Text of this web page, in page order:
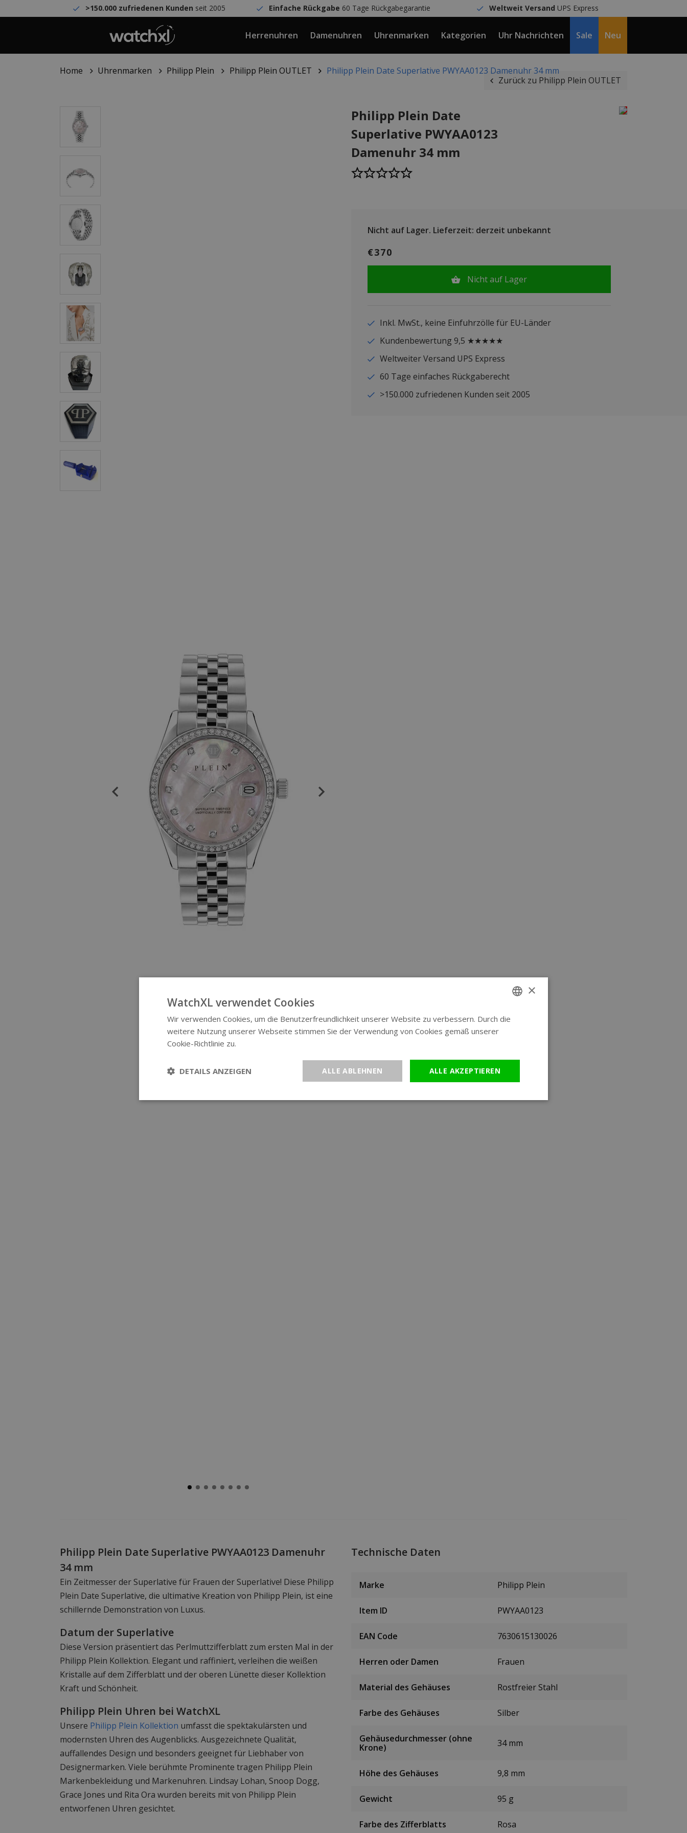
>150.000 zufriedenen Kunden seit 2005 Einfache Rückgabe 60 Tage Rückgabegarantie Weltweit Versand UPS Express
Herrenuhren Damenuhren Uhrenmarken Kategorien Uhr Nachrichten Sale Neu
Home Uhrenmarken Philipp Plein Philipp Plein OUTLET
Philipp Plein Date Superlative PWYAA0123 Damenuhr 34 mm
Zurück zu Philipp Plein OUTLET
Philipp Plein Date
Superlative PWYAA0123
Damenuhr 34 mm
Nicht auf Lager. Lieferzeit: derzeit unbekannt
€370
Nicht auf Lager
Inkl. MwSt., keine Einfuhrzölle für EU-Länder
Kundenbewertung 9,5 ★★★★★
Weltweiter Versand UPS Express
60 Tage einfaches Rückgaberecht
>150.000 zufriedenen Kunden seit 2005
Philipp Plein Date Superlative PWYAA0123 Damenuhr
34 mm
Ein Zeitmesser der Superlative für Frauen der Superlative! Diese Philipp
Plein Date Superlative, die ultimative Kreation von Philipp Plein, ist eine
schillernde Demonstration von Luxus.
Datum der Superlative
Diese Version präsentiert das Perlmuttzifferblatt zum ersten Mal in der
Philipp Plein Kollektion. Elegant und raffiniert, verleihen die weißen
Kristalle auf dem Zifferblatt und der oberen Lünette dieser Kollektion
Kraft und Schönheit.
Philipp Plein Uhren bei WatchXL
Unsere Philipp Plein Kollektion umfasst die spektakulärsten und
modernsten Uhren des Augenblicks. Ausgezeichnete Qualität,
auffallendes Design und besonders geeignet für Liebhaber von
Designermarken. Viele berühmte Prominente tragen Philipp Plein
Markenbekleidung und Markenuhren. Lindsay Lohan, Snoop Dogg,
Grace Jones und Rita Ora wurden bereits mit von Philipp Plein
entworfenen Uhren gesichtet.
Technische Daten
Marke Philipp Plein
Item ID PWYAA0123
EAN Code 7630615130026
Herren oder Damen Frauen
Material des Gehäuses Rostfreier Stahl
Farbe des Gehäuses Silber
Gehäusedurchmesser (ohne
Krone)
34 mm
Höhe des Gehäuses 9,8 mm
Gewicht 95 g
Farbe des Zifferblatts Rosa
ENGLISH
×
WatchXL verwendet Cookies
Wir verwenden Cookies, um die Benutzerfreundlichkeit unserer Website zu verbessern. Durch die
weitere Nutzung unserer Webseite stimmen Sie der Verwendung von Cookies gemäß unserer
Cookie-Richtlinie zu.
ALLE AKZEPTIEREN
ALLE ABLEHNEN
DETAILS ANZEIGEN